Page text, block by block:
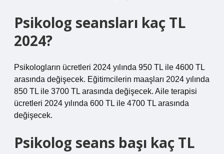
Psikolog seansları kaç TL
2024?
Psikologların ücretleri 2024 yılında 950 TL ile 4600 TL
arasında değişecek. Eğitimcilerin maaşları 2024 yılında
850 TL ile 3700 TL arasında değişecek. Aile terapisi
ücretleri 2024 yılında 600 TL ile 4700 TL arasında
değişecek.
Psikolog seans başı kaç TL